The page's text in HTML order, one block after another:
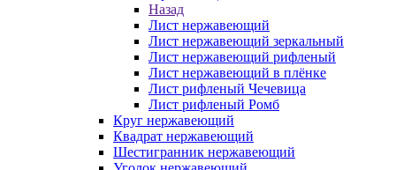
Назад
Лист нержавеющий
Лист нержавеющий зеркальный
Лист нержавеющий рифленый
Лист нержавеющий в плёнке
Лист рифленый Чечевица
Лист рифленый Ромб
Круг нержавеющий
Квадрат нержавеющий
Шестигранник нержавеющий